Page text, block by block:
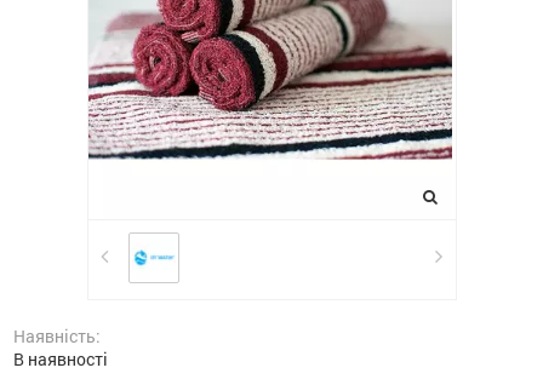
Наявність:
В наявності